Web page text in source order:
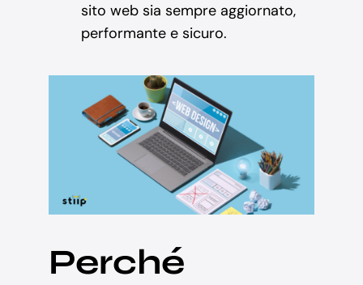
sito web sia sempre aggiornato,
performante e sicuro.
Perché